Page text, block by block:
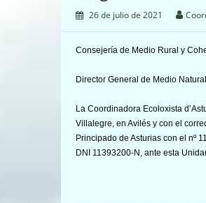
26 de julio de 2021
Consejería de Medio Rural y
Director General de
La Coordinadora Ecoloxista
Villalegre, en Avilés y con el
Principado de Asturias con el nº
DNI 11393200-N, ante esta